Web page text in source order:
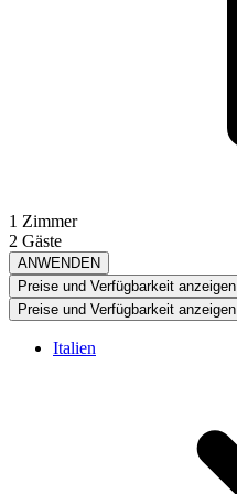
1 Zimmer
2 Gäste
ANWENDEN
Preise und Verfügbarkeit anzeigen
Preise und Verfügbarkeit anzeigen
Italien